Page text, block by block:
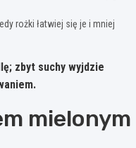
rożki łatwiej się je i mniej
zbyt suchy wyjdzie
mielonym